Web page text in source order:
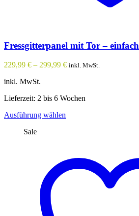
Fressgitterpanel mit Tor – einfach
229,99 € – 299,99 € inkl. MwSt.
inkl. MwSt.
Lieferzeit: 2 bis 6 Wochen
Ausführung wählen
auf.
Die
Sale